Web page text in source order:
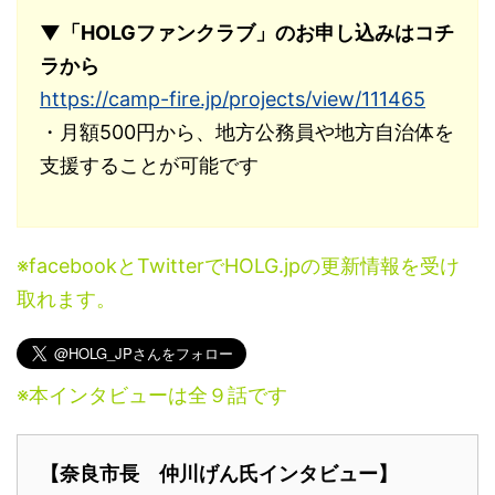
▼「HOLGファンクラブ」のお申し込みはコチ
ラから
https://camp-fire.jp/projects/view/111465
・月額500円から、地方公務員や地方自治体を
支援することが可能です
※facebookとTwitterでHOLG.jpの更新情報を受け
取れます。
※本インタビューは全９話です
【奈良市長 仲川げん氏インタビュー】